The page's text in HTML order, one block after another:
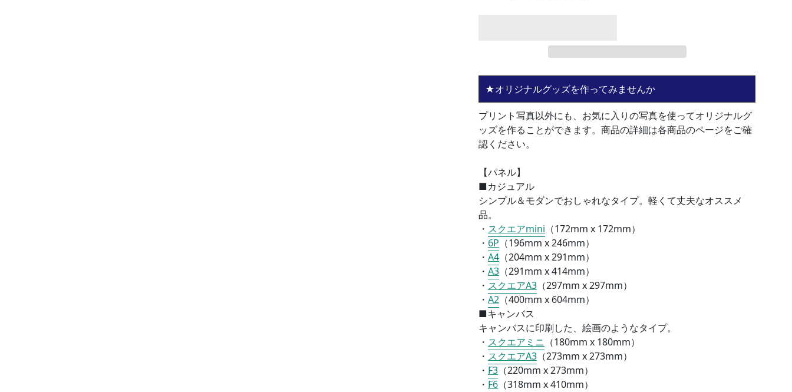
★オリジナルグッズを作ってみませんか
プリント写真以外にも、お気に入りの写真を使ってオリジナルグ
ッズを作ることができます。商品の詳細は各商品のページをご確
認ください。
【パネル】
■カジュアル
シンプル＆モダンでおしゃれなタイプ。軽くて丈夫なオススメ
品。
・ スクエアmini （172mm x 172mm）
・ 6P （196mm x 246mm）
・ A4 （204mm x 291mm）
・ A3 （291mm x 414mm）
・ スクエアA3 （297mm x 297mm）
・ A2 （400mm x 604mm）
■キャンバス
キャンバスに印刷した、絵画のようなタイプ。
・ スクエアミニ （180mm x 180mm）
・ スクエアA3 （273mm x 273mm）
・ F3 （220mm x 273mm）
・ F6 （318mm x 410mm）